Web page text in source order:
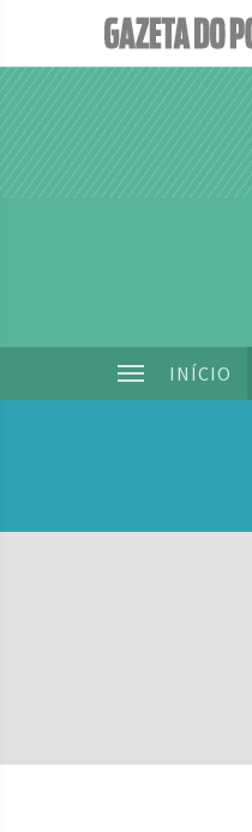
INÍCIO